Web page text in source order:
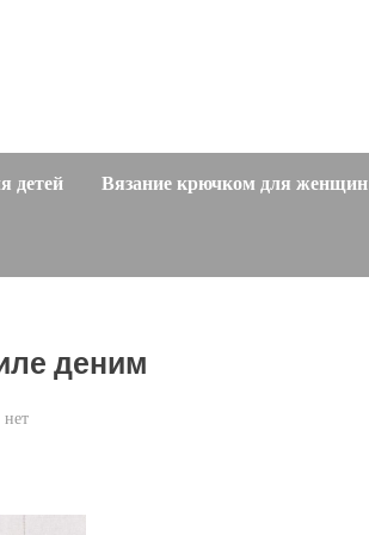
детей Вязание крючком для женщин
деним
кнет